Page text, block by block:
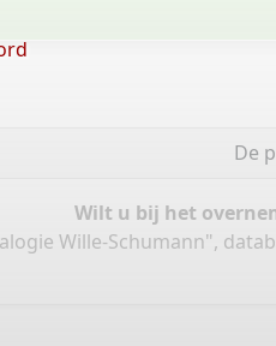
De
Wilt u bij het
Wille-Schumann",